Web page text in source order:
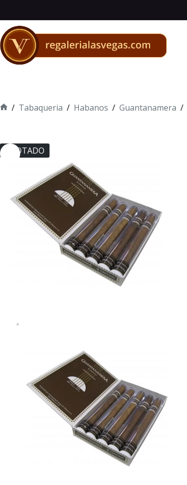
contenido
/ Tabaqueria / Habanos / Guantanamera /
AGOTADO